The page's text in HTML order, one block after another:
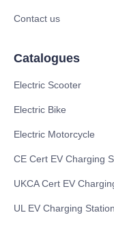
Contact us
Catalogues
Electric Scooter
Electric Bike
Electric Motorcycle
CE Cert EV Charging
UKCA Cert EV
UL EV Charging Station